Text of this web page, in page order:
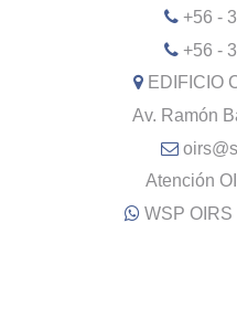
+56 -
+56 -
EDIFICIO
Av. Ramón
Atención
WSP OIRS